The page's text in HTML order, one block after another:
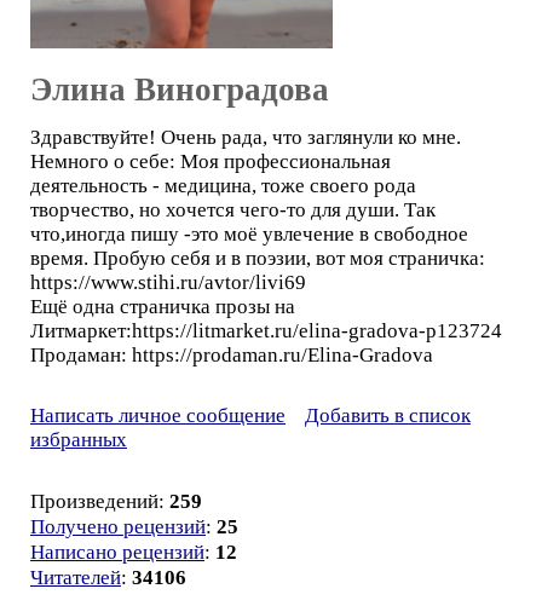
Элина Виноградова
Здравствуйте! Очень рада, что заглянули ко мне.
Немного о себе: Моя профессиональная
деятельность - медицина, тоже своего рода
творчество, но хочется чего-то для души. Так
что,иногда пишу -это моё увлечение в свободное
время. Пробую себя и в поэзии, вот моя страничка:
https://www.stihi.ru/avtor/livi69
Ещё одна страничка прозы на
Литмаркет:https://litmarket.ru/elina-gradova-p123724
Продаман: https://prodaman.ru/Elina-Gradova
Написать личное сообщение
Добавить в список
избранных
Произведений: 259
Получено рецензий: 25
Написано рецензий: 12
Читателей: 34106